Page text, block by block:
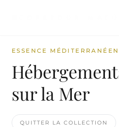
ESSENCE
sur la Mer
QUITTER LA COLLECTION